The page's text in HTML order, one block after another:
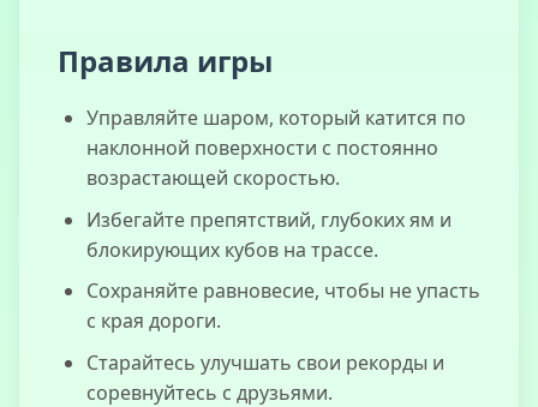
Побег из
PG Раскраска
Правила игры
Управляйте шаром, который катится по
наклонной поверхности с постоянно
возрастающей скоростью.
Избегайте препятствий, глубоких ям и
блокирующих кубов на трассе.
Сохраняйте равновесие, чтобы не упасть
с края дороги.
Старайтесь улучшать свои рекорды и
соревнуйтесь с друзьями.